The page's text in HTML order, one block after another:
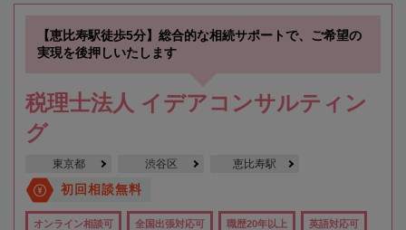
【恵比寿駅徒歩5分】総合的な相続サポートで、ご希望の
実現を後押しいたします
税理士法人 イデアコンサルティン
グ
東京都 渋谷区 恵比寿駅
初回相談無料
オンライン相談可 全国出張対応可 職歴20年以上 英語対応可